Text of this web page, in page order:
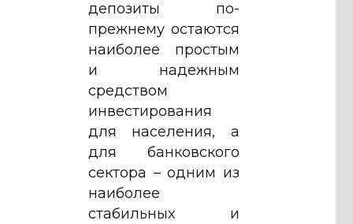
депозиты по-
прежнему оста­ются
наиболее простым
и надежным
средством
инвестирования
для населения, а
для банковского
сектора – одним из
наиболее
стабильных и